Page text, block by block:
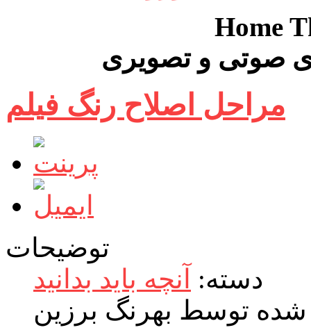
Home
صوتی و تصویری
مراحل اصلاح رنگ فیلم
توضیحات
دسته:
آنچه باید بدانید
شده توسط بهرنگ برزین